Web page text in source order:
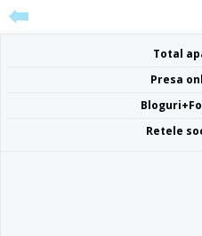
Total
Presa
Retele